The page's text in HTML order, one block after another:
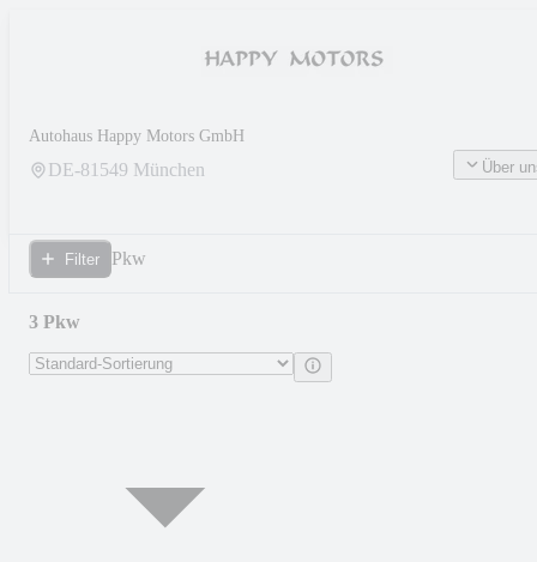
Autohaus Happy Motors GmbH
DE-81549 München Über
Filter Pkw
3 Pkw